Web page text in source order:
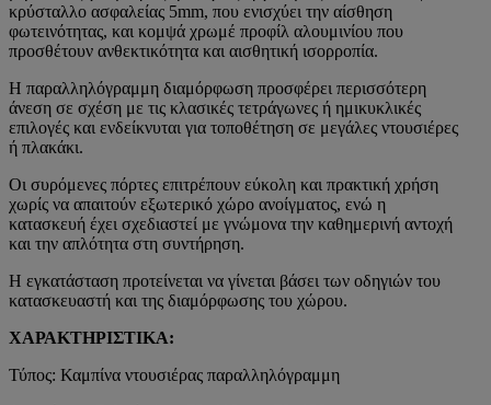
κρύσταλλο ασφαλείας 5mm, που ενισχύει την αίσθηση
φωτεινότητας, και κομψά χρωμέ προφίλ αλουμινίου που
προσθέτουν ανθεκτικότητα και αισθητική ισορροπία.
Η παραλληλόγραμμη διαμόρφωση προσφέρει περισσότερη
άνεση σε σχέση με τις κλασικές τετράγωνες ή ημικυκλικές
επιλογές και ενδείκνυται για τοποθέτηση σε μεγάλες ντουσιέρες
ή πλακάκι.
Οι συρόμενες πόρτες επιτρέπουν εύκολη και πρακτική χρήση
χωρίς να απαιτούν εξωτερικό χώρο ανοίγματος, ενώ η
κατασκευή έχει σχεδιαστεί με γνώμονα την καθημερινή αντοχή
και την απλότητα στη συντήρηση.
Η εγκατάσταση προτείνεται να γίνεται βάσει των οδηγιών του
κατασκευαστή και της διαμόρφωσης του χώρου.
ΧΑΡΑΚΤΗΡΙΣΤΙΚΑ:
Τύπος: Καμπίνα ντουσιέρας παραλληλόγραμμη